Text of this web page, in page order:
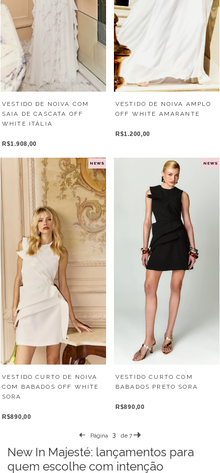
VESTIDO DE NOIVA COM
SAIA DE CASCATA OFF
WHITE ITÁLIA
R$1.908,00
VESTIDO DE NOIVA AMPLO
OFF WHITE AMARANTE
R$1.200,00
NEWS
VESTIDO CURTO DE NOIVA
COM BABADOS OFF WHITE
SORA
R$890,00
NEWS
VESTIDO CURTO COM
BABADOS PRETO SORA
R$890,00
Página de 7
New In Majesté: lançamentos para
quem escolhe com intenção